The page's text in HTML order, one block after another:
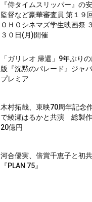
『侍タイムスリッパー』の
監督など豪華審査員 第１９
ＯＨＯシネマズ学生映画祭
３０日(月)開催
「ガリレオ 帰還」9年ぶり
版『沈黙のパレード』ジャ
プレミア
木村拓哉、東映70周年記念
で綾瀬はるかと共演 総製
20億円
河合優実、倍賞千恵子と初
『PLAN 75』